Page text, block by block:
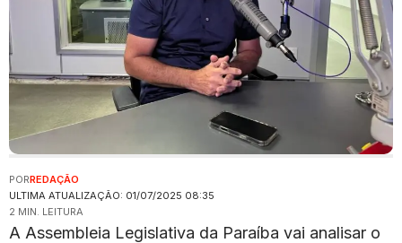
ULTIMA ATUALIZAÇÃO: 01/07/2025 08:35
PORREDAÇÃO
2 MIN. LEITURA
A Assembleia Legislativa da Paraíba vai analisar o